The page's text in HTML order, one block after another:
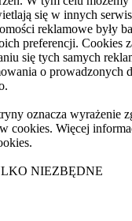
się w innych
reklamowe były
preferencji. Cookies
się tych samych
o prowadzonych
oznacza wyrażenie
cookies. Więcej
NIEZBĘDNE